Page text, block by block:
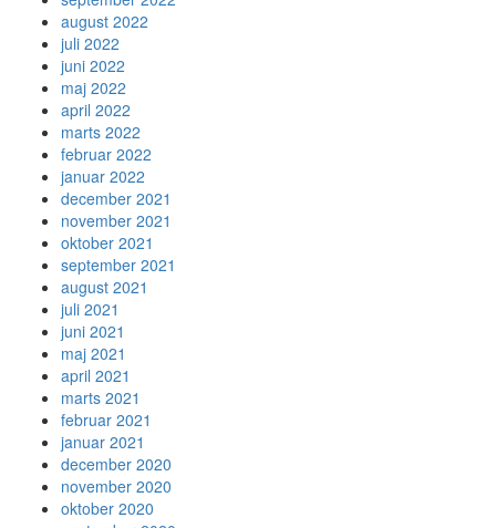
august 2022
juli 2022
juni 2022
maj 2022
april 2022
marts 2022
februar 2022
januar 2022
december 2021
november 2021
oktober 2021
september 2021
august 2021
juli 2021
juni 2021
maj 2021
april 2021
marts 2021
februar 2021
januar 2021
december 2020
november 2020
oktober 2020